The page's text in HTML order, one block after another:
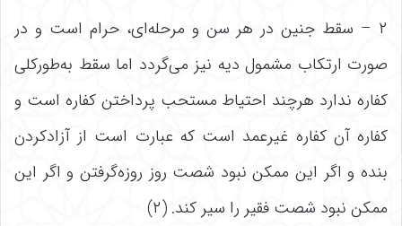
۲ – سقط جنین در هر سن و مرحله‌ای، حرام است و در
صورت ارتکاب مشمول دیه نیز می‌گردد اما سقط به‌طورکلی
کفاره ندارد هرچند احتیاط مستحب پرداختن کفاره است و
کفاره آن کفاره غیرعمد است که عبارت است از آزادکردن
بنده و اگر این ممکن نبود شصت روز روزه‌گرفتن و اگر این
ممکن نبود شصت فقیر را سیر کند. (۲)